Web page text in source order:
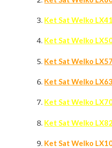
Ket Sat Welko
Ket Sat Welko
Ket Sat Welko
Ket Sat Welko
Ket Sat Welko
Ket Sat Welko
Ket Sat Welko